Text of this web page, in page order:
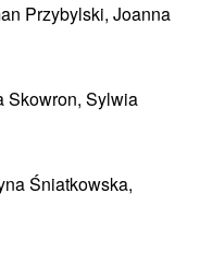
Przybylski, Joanna
Skowron, Sylwia
Śniatkowska,